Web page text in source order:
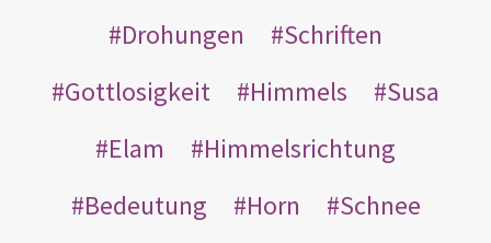
Drohungen
Schriften
Gottlosigkeit
Himmels
Susa
Elam
Himmelsrichtung
Bedeutung
Horn
Schnee